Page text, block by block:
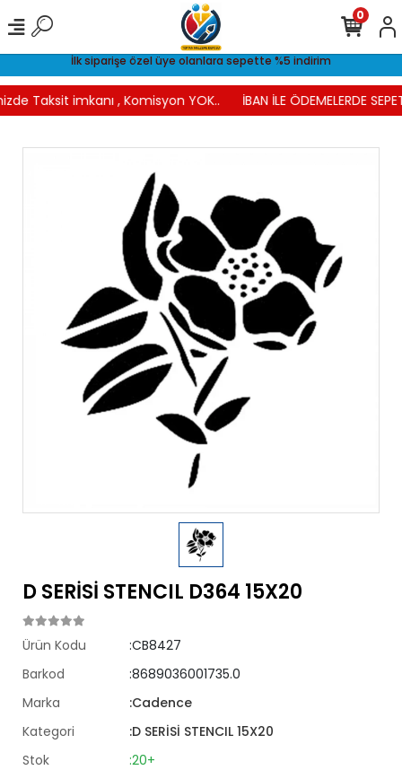
İlk siparişe özel üye olanlara sepette %5 indirim
Taksit imkanı , Komisyon YOK.. İBAN İLE ÖDEMELERDE
0
D SERİSİ STENCIL D364 15X20
Ürün Kodu
:CB8427
Barkod
:8689036001735.0
Marka
:Cadence
Kategori
:D SERİSİ STENCIL 15X20
Stok
:20+